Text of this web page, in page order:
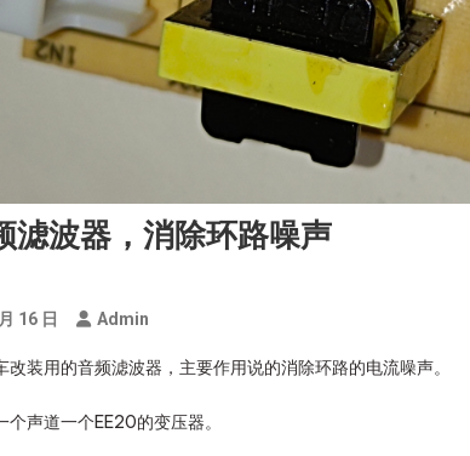
滤波器，消除环路噪声
16 日 Admin
改装用的音频滤波器，主要作用说的消除环路的电流噪声。
个声道一个EE20的变压器。